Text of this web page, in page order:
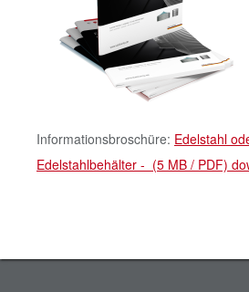
Informationsbroschüre: Edelstahl
Edelstahlbehälter - (5 MB / PDF)